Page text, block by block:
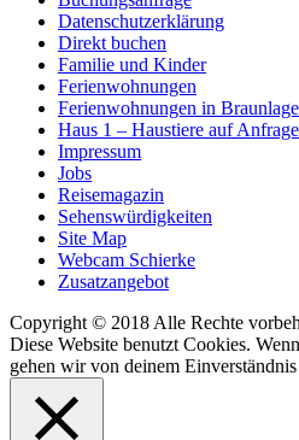
Datenschutzerklärung
Direkt buchen
Familie und Kinder
Ferienwohnungen
Ferienwohnungen in Braunlage
Haus 1 – Haustiere auf Anfrage
Impressum
Jobs
Reisemagazin
Sehenswürdigkeiten
Site Map
Webcam Schierke
Zusatzangebot
Copyright © 2018 Alle Rechte
Diese Website benutzt Cookies.
gehen wir von deinem Einverständnis